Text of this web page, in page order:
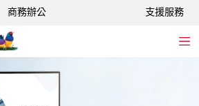
商務辦公 支援服務